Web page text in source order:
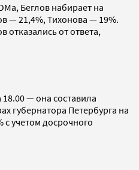
Беглов набирает на
— 21,4%, Тихонова — 19%.
отказались от ответа,
— она составила
губернатора Петербурга на
с учетом досрочного